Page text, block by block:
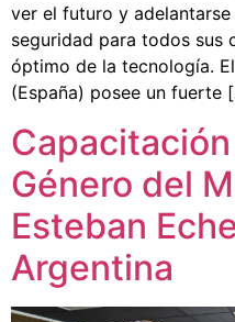
ver el futuro y
seguridad para todos sus
óptimo de la tecnología.
(España) posee un fuerte
Género del
Esteban
Argentina